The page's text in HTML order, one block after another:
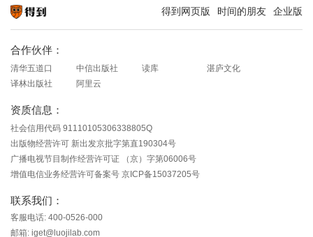
得到网页版 时间的朋友 企业版
合作伙伴：
清华五道口 中信出版社 读库
湛庐文化
译林出版社
阿里云
资质信息：
社会信用代码 91110105306338805Q
出版物经营许可 新出发京批字第直190304号
广播电视节目制作经营许可证 （京）字第06006号
增值电信业务经营许可备案号 京ICP备15037205号
联系我们：
客服电话: 400-0526-000
邮箱: iget@luojilab.com